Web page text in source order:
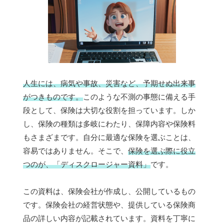
人生には、病気や事故、災害など、予期せぬ出来事
がつきものです。このような不測の事態に備える手
段として、保険は大切な役割を担っています。しか
し、保険の種類は多岐にわたり、保障内容や保険料
もさまざまです。自分に最適な保険を選ぶことは、
容易ではありません。そこで、 保険を選ぶ際に役立
つのが、「ディスクロージャー資料」です。
この資料は、保険会社が作成し、公開しているもの
です。保険会社の経営状態や、提供している保険商
品の詳しい内容が記載されています。資料を丁寧に